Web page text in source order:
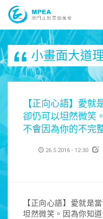
小畫面大道
【正向心語】愛就
卻仍可以坦然微笑
不會因為你的不完
26.5.2016 - 12:30
【正向心語】愛就是
坦然微笑。因為你知